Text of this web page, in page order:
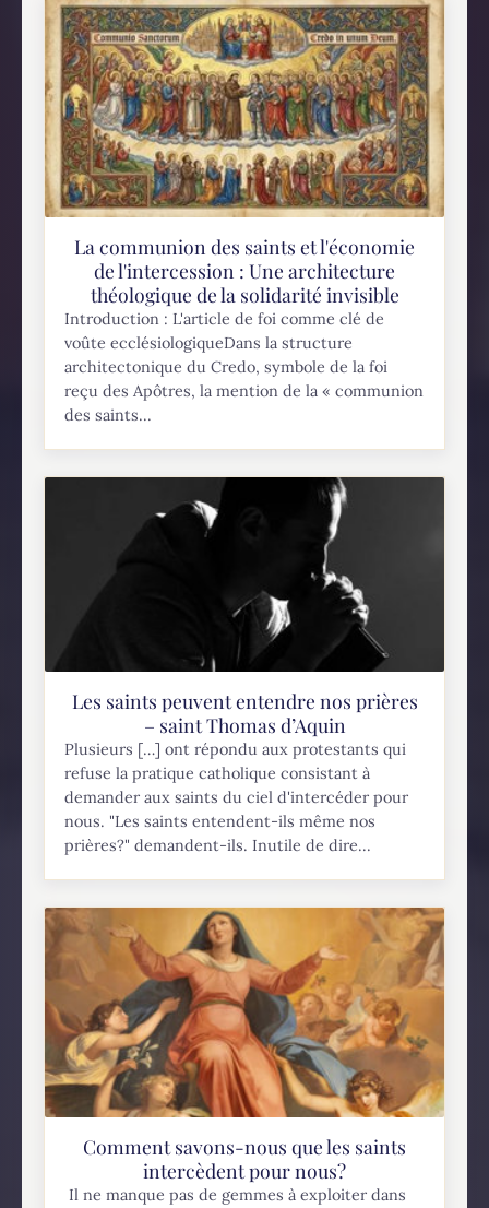
La communion des saints et l'économie
de l'intercession : Une architecture
théologique de la solidarité invisible
Introduction : L'article de foi comme clé de
voûte ecclésiologiqueDans la structure
architectonique du Credo, symbole de la foi
reçu des Apôtres, la mention de la « communion
des saints...
Les saints peuvent entendre nos prières
– saint Thomas d’Aquin
Plusieurs […] ont répondu aux protestants qui
refuse la pratique catholique consistant à
demander aux saints du ciel d'intercéder pour
nous. "Les saints entendent-ils même nos
prières?" demandent-ils. Inutile de dire...
Comment savons-nous que les saints
intercèdent pour nous?
Il ne manque pas de gemmes à exploiter dans